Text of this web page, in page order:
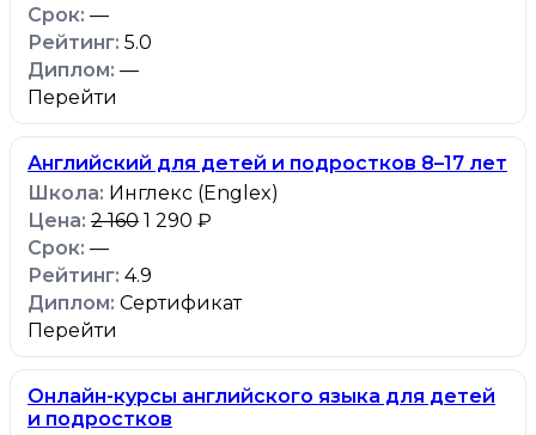
—
5.0
—
Перейти
Английский для детей и подростков 8–17 лет
Инглекс (Englex)
2 160 1 290 ₽
—
4.9
Сертификат
Перейти
Онлайн-курсы английского языка для детей
и подростков